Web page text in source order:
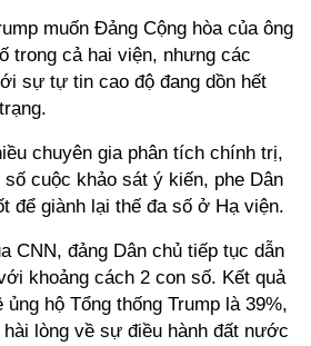
muốn Đảng Cộng hòa của ông
trong cả hai viện, nhưng các
sự tự tin cao độ đang dồn hết
chuyên gia phân tích chính trị,
cuộc khảo sát ý kiến, phe Dân
để giành lại thế đa số ở Hạ viện.
CNN, đảng Dân chủ tiếp tục dẫn
khoảng cách 2 con số. Kết quả
hộ Tổng thống Trump là 39%,
lòng về sự điều hành đất nước